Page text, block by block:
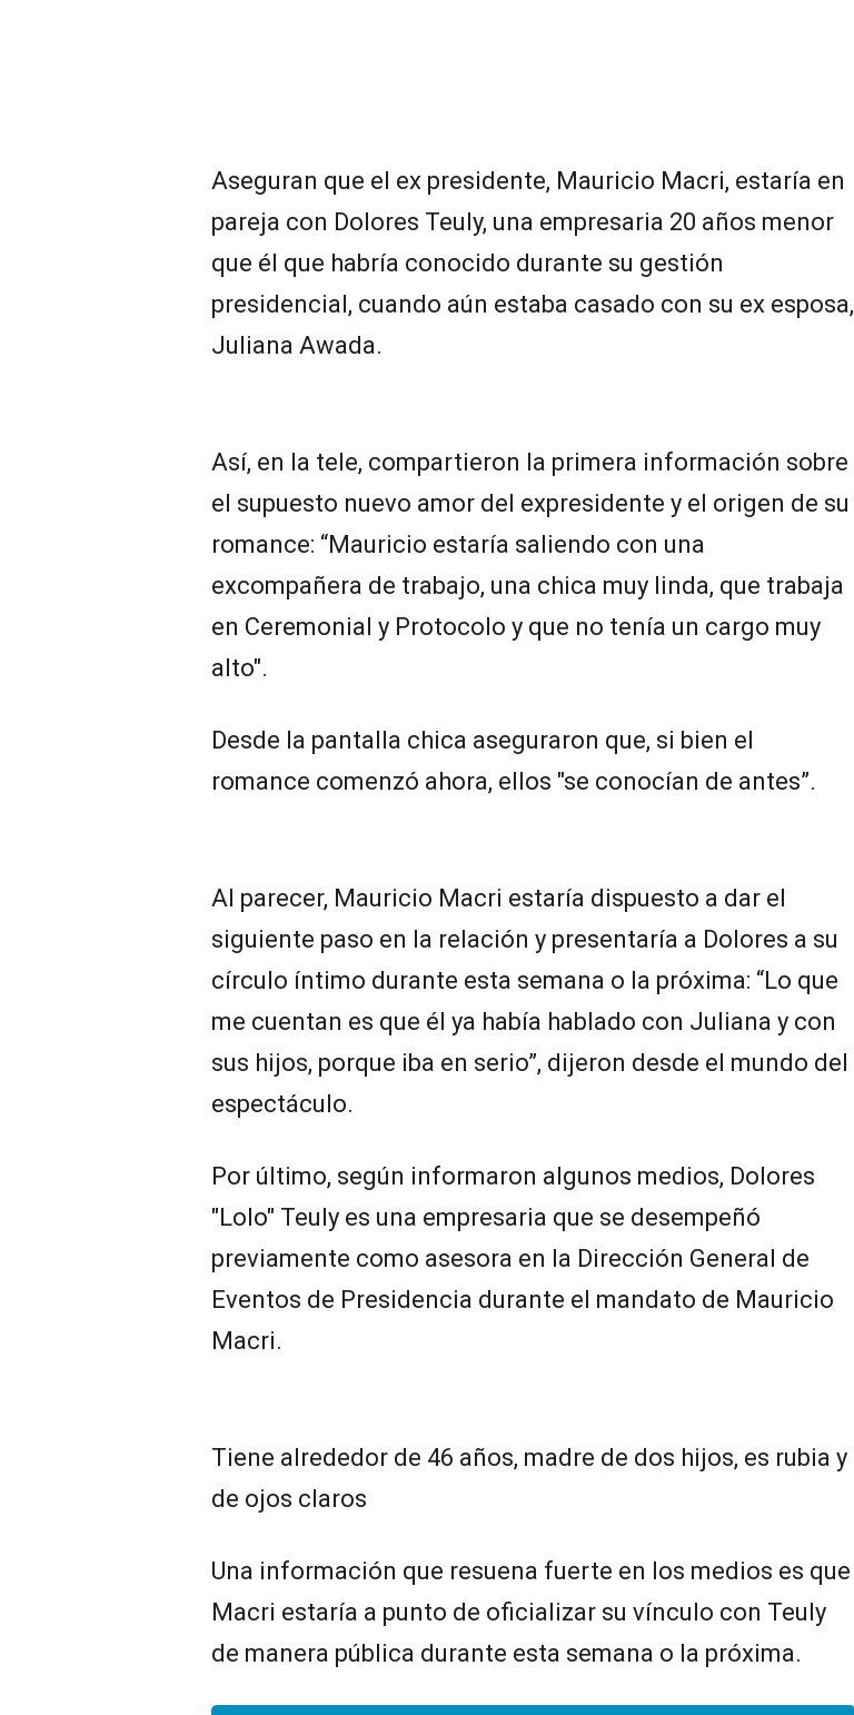
Aseguran que el ex presidente, Mauricio Macri, estaría en
pareja con Dolores Teuly, una empresaria 20 años menor
que él que habría conocido durante su gestión
presidencial, cuando aún estaba casado con su ex esposa,
Juliana Awada.
Así, en la tele, compartieron la primera información sobre
el supuesto nuevo amor del expresidente y el origen de su
romance: “Mauricio estaría saliendo con una
excompañera de trabajo, una chica muy linda, que trabaja
en Ceremonial y Protocolo y que no tenía un cargo muy
alto".
Desde la pantalla chica aseguraron que, si bien el
romance comenzó ahora, ellos "se conocían de antes”.
Al parecer, Mauricio Macri estaría dispuesto a dar el
siguiente paso en la relación y presentaría a Dolores a su
círculo íntimo durante esta semana o la próxima: “Lo que
me cuentan es que él ya había hablado con Juliana y con
sus hijos, porque iba en serio”, dijeron desde el mundo del
espectáculo.
Por último, según informaron algunos medios, Dolores
"Lolo" Teuly es una empresaria que se desempeñó
previamente como asesora en la Dirección General de
Eventos de Presidencia durante el mandato de Mauricio
Macri.
Tiene alrededor de 46 años, madre de dos hijos, es rubia y
de ojos claros
Una información que resuena fuerte en los medios es que
Macri estaría a punto de oficializar su vínculo con Teuly
de manera pública durante esta semana o la próxima.